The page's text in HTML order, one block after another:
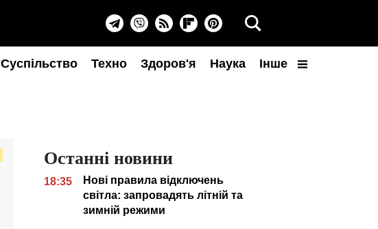
Суспільство Техно Здоров'я Наука Інше
Останні новини
18:35
Нові правила відключень
світла: запровадять літній та
зимній режими